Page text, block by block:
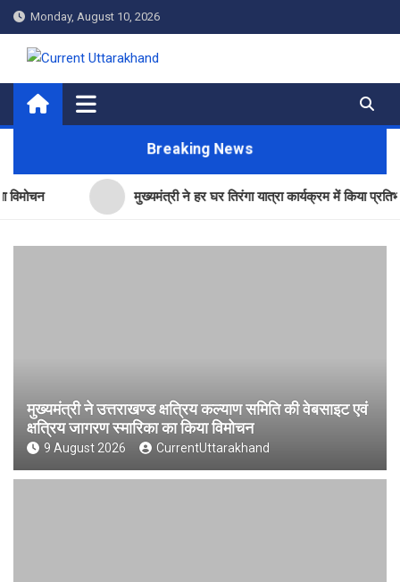
Skip
to
content
Monday, August 10, 2026
Current Uttarakhand
Breaking News
मुख्यमंत्री ने हर घर तिरंगा यात्रा कार्यक्रम में किया प्रतिभाग
मुख्यमंत्री ने उत्तराखण्ड क्षत्रिय कल्याण समिति की वेबसाइट एवं
क्षत्रिय जागरण स्मारिका का किया विमोचन
9 August 2026 CurrentUttarakhand